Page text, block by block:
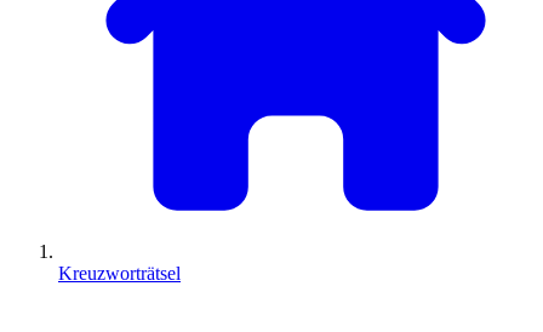
Kreuzworträtsel